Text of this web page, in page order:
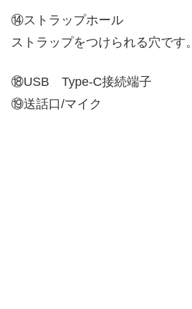
⑭ストラップホール
ストラップをつけられる穴です。
⑱USB Type-C接続端子
⑲送話口/マイク